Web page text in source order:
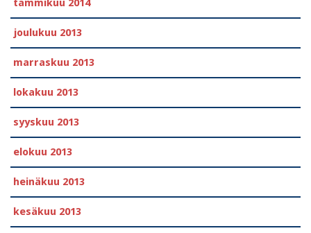
tammikuu 2014
joulukuu 2013
marraskuu 2013
lokakuu 2013
syyskuu 2013
elokuu 2013
heinäkuu 2013
kesäkuu 2013